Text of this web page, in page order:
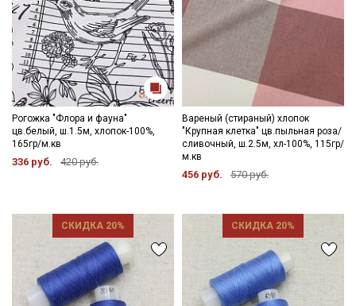
Рогожка "Флора и фауна"
цв.белый, ш.1.5м, хлопок-100%,
165гр/м.кв
336 руб. 420 руб.
Вареный (стираный) хлопок
"Крупная клетка" цв.пыльная роза/
сливочный, ш.2.5м, хл-100%, 115гр/
м.кв
456 руб. 570 руб.
СКИДКА 20% СКИДКА 20%